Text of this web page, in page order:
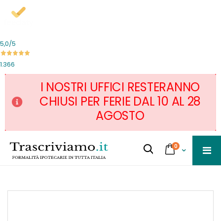
5,0/5
1.366
I NOSTRI UFFICI RESTERANNO
CHIUSI PER FERIE DAL 10 AL 28
AGOSTO
al
contenuto
Cart
0servizi
Cerca...
Skip